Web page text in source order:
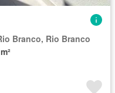
Branco, Rio Branco